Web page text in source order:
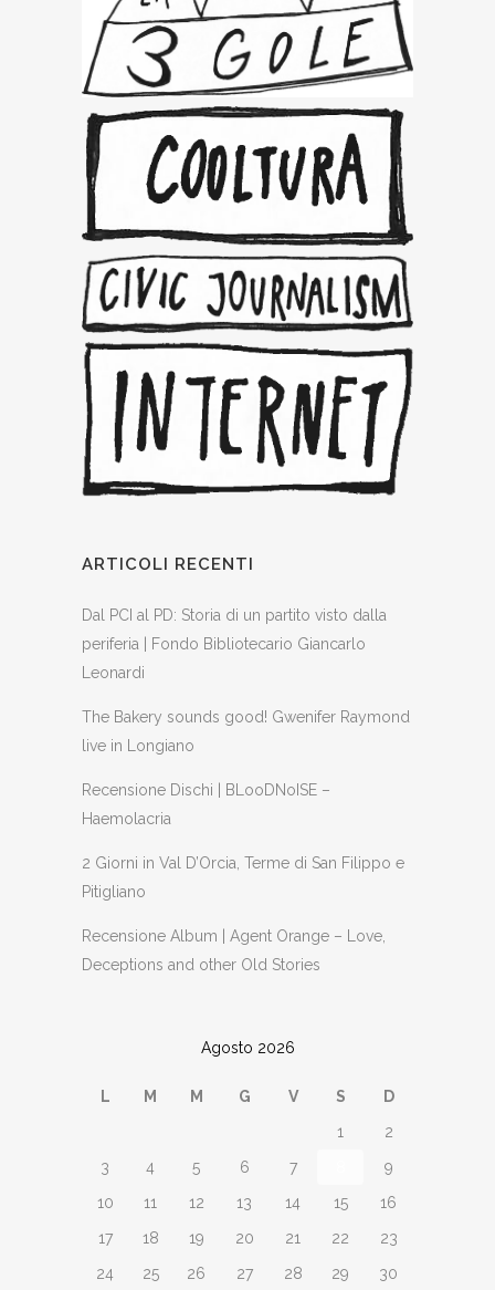
ARTICOLI RECENTI
Dal PCI al PD: Storia di un partito visto dalla
periferia | Fondo Bibliotecario Giancarlo
Leonardi
The Bakery sounds good! Gwenifer Raymond
live in Longiano
Recensione Dischi | BLooDNoISE –
Haemolacria
2 Giorni in Val D’Orcia, Terme di San Filippo e
Pitigliano
Recensione Album | Agent Orange – Love,
Deceptions and other Old Stories
Agosto 2026
L M M G V S
D
1
2
3
4 5 6 7
9
10
11 12 13 14 15
16
17
18 19 20 21 22
23
24
25 26 27 28 29
30